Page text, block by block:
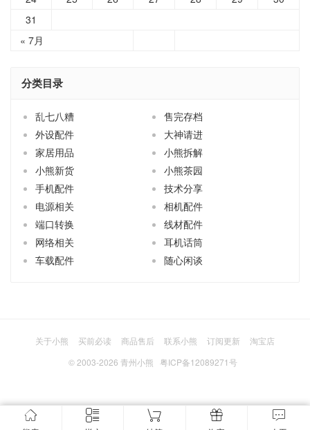
« 7月
31
分类目录
乱七八糟
售完存档
外设配件
大神请进
家居用品
小熊拆解
小熊新货
小熊茶园
手机配件
技术分享
电源相关
相机配件
端口转换
线材配件
网络相关
耳机话筒
车载配件
随心闲谈
关于小熊 买前必读 商品售后 联系小熊 订阅更新
淘宝店
© 2003-2026 青州小熊 粤ICP备12089271号